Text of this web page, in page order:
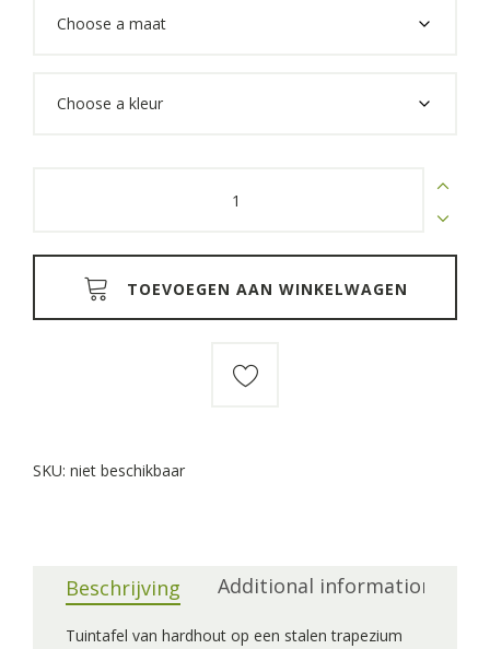
through
TOEVOEGEN AAN WINKELWAGEN
SKU: niet beschikbaar
Beschrijving Additional information
Tuintafel van hardhout op een stalen trapezium